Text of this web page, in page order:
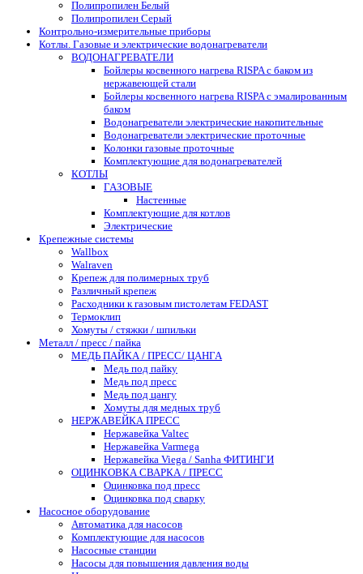
Полипропилен Белый
Полипропилен Серый
Контрольно-измерительные приборы
Котлы. Газовые и электрические водонагреватели
ВОДОНАГРЕВАТЕЛИ
Бойлеры косвенного нагрева RISPA с баком из
нержавеющей стали
Бойлеры косвенного нагрева RISPA с эмалированным
баком
Водонагреватели электрические накопительные
Водонагреватели электрические проточные
Колонки газовые проточные
Комплектующие для водонагревателей
КОТЛЫ
ГАЗОВЫЕ
Настенные
Комплектующие для котлов
Электрические
Крепежные системы
Wallbox
Walraven
Крепеж для полимерных труб
Различный крепеж
Расходники к газовым пистолетам FEDAST
Термоклип
Хомуты / стяжки / шпильки
Металл / пресс / пайка
МЕДЬ ПАЙКА / ПРЕСС/ ЦАНГА
Медь под пайку
Медь под пресс
Медь под цангу
Хомуты для медных труб
НЕРЖАВЕЙКА ПРЕСС
Нержавейка Valtec
Нержавейка Varmega
Нержавейка Viega / Sanha ФИТИНГИ
ОЦИНКОВКА СВАРКА / ПРЕСС
Оцинковка под пресс
Оцинковка под сварку
Насосное оборудование
Автоматика для насосов
Комплектующие для насосов
Насосные станции
Насосы для повышения давления воды